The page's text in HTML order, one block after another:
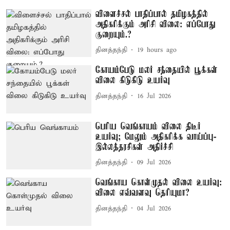
விளைச்சல் பாதிப்பால் தமிழகத்தில்
அதிகரிக்கும் அரிசி விலை: எப்போது
குறையும்.?
தினத்தந்தி 19 hours ago
கோயம்பேடு மலர் சந்தையில் பூக்கள்
விலை கிடுகிடு உயர்வு
தினத்தந்தி 16 Jul 2026
பெரிய வெங்காயம் விலை திடீர்
உயர்வு; மேலும் அதிகரிக்க வாய்ப்பு-
இல்லத்தரசிகள் அதிர்ச்சி
தினத்தந்தி 09 Jul 2026
வெங்காய கொள்முதல் விலை உயர்வு:
விலை எவ்வளவு தெரியுமா?
தினத்தந்தி 04 Jul 2026